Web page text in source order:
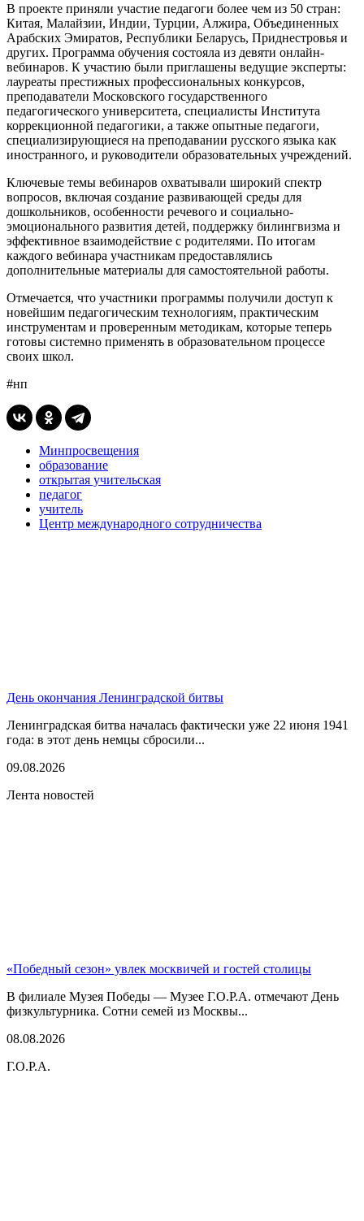
В проекте приняли участие педагоги более чем из 50 стран:
Китая, Малайзии, Индии, Турции, Алжира, Объединенных
Арабских Эмиратов, Республики Беларусь, Приднестровья и
других. Программа обучения состояла из девяти онлайн-
вебинаров. К участию были приглашены ведущие эксперты:
лауреаты престижных профессиональных конкурсов,
преподаватели Московского государственного
педагогического университета, специалисты Института
коррекционной педагогики, а также опытные педагоги,
специализирующиеся на преподавании русского языка как
иностранного, и руководители образовательных учреждений.
Ключевые темы вебинаров охватывали широкий спектр
вопросов, включая создание развивающей среды для
дошкольников, особенности речевого и социально-
эмоционального развития детей, поддержку билингвизма и
эффективное взаимодействие с родителями. По итогам
каждого вебинара участникам предоставлялись
дополнительные материалы для самостоятельной работы.
Отмечается, что участники программы получили доступ к
новейшим педагогическим технологиям, практическим
инструментам и проверенным методикам, которые теперь
готовы системно применять в образовательном процессе
своих школ.
#нп
Минпросвещения
образование
открытая учительская
педагог
учитель
Центр международного сотрудничества
День окончания Ленинградской битвы
Ленинградская битва началась фактически уже 22 июня 1941
года: в этот день немцы сбросили...
09.08.2026
Лента новостей
«Победный сезон» увлек москвичей и гостей столицы
В филиале Музея Победы — Музее Г.О.Р.А. отмечают День
физкультурника. Сотни семей из Москвы...
08.08.2026
Г.О.Р.А.